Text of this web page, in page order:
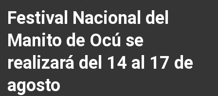
Festival Nacional del
Manito de Ocú se
realizará del 14 al 17 de
agosto